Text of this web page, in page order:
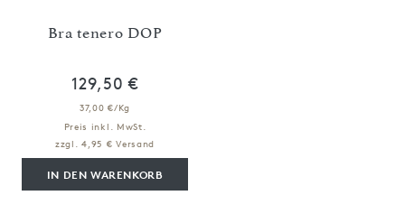
Bra tenero DOP
129,50 €
37,00 €/Kg
Preis inkl. MwSt.
zzgl. 4,95 € Versand
IN DEN WARENKORB